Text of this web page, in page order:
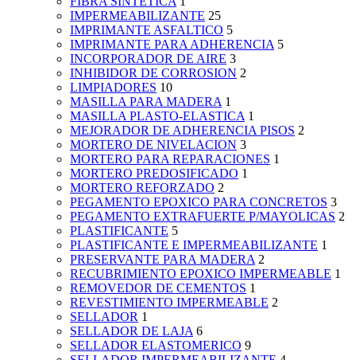
IMPERMEABILIZANTE 25
IMPRIMANTE ASFALTICO 5
IMPRIMANTE PARA ADHERENCIA 5
INCORPORADOR DE AIRE 3
INHIBIDOR DE CORROSION 2
LIMPIADORES 10
MASILLA PARA MADERA 1
MASILLA PLASTO-ELASTICA 1
MEJORADOR DE ADHERENCIA PISOS 2
MORTERO DE NIVELACION 3
MORTERO PARA REPARACIONES 1
MORTERO PREDOSIFICADO 1
MORTERO REFORZADO 2
PEGAMENTO EPOXICO PARA CONCRETOS 3
PEGAMENTO EXTRAFUERTE P/MAYOLICAS 2
PLASTIFICANTE 5
PLASTIFICANTE E IMPERMEABILIZANTE 1
PRESERVANTE PARA MADERA 2
RECUBRIMIENTO EPOXICO IMPERMEABLE 1
REMOVEDOR DE CEMENTOS 1
REVESTIMIENTO IMPERMEABLE 2
SELLADOR 1
SELLADOR DE LAJA 6
SELLADOR ELASTOMERICO 9